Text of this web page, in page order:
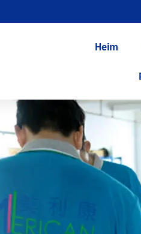
Heim